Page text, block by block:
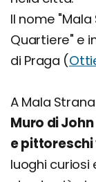
Il nome
Quartiere" e
di Praga (
A Mala
Muro di
e
luoghi